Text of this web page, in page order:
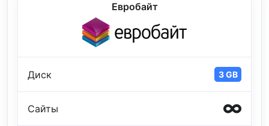
Евробайт
Диск 3 GB
Сайты